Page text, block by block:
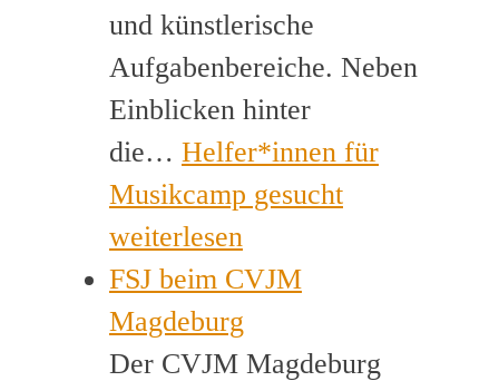
und künstlerische
Aufgabenbereiche. Neben
Einblicken hinter
die… Helfer*innen für
Musikcamp gesucht
weiterlesen
FSJ beim CVJM
Magdeburg
Der CVJM Magdeburg